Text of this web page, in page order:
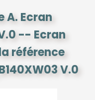
A. Ecran
-- Ecran
référence
V.0